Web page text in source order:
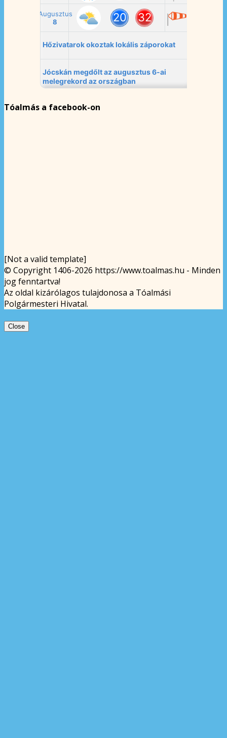
Tóalmás a facebook-on
[Not a valid template]
© Copyright 1406-2026 https://www.toalmas.hu - Minden
jog fenntartva!
Az oldal kizárólagos tulajdonosa a Tóalmási
Polgármesteri Hivatal.
Close